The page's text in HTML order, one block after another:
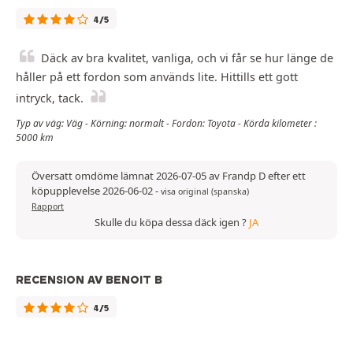
4/5
Däck av bra kvalitet, vanliga, och vi får se hur länge de
håller på ett fordon som används lite. Hittills ett gott
intryck, tack.
Typ av väg: Väg - Körning: normalt - Fordon: Toyota - Körda kilometer :
5000 km
Översatt omdöme lämnat 2026-07-05 av Frandp D efter ett
köpupplevelse 2026-06-02- visa original (spanska)
Rapport
Skulle du köpa dessa däck igen ? JA
RECENSION AV BENOIT B
4/5